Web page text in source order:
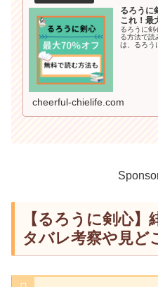
るろうに
これ！最
るろうに剣
る方法で読み
は、るろう
cheerful-chielife.com
【るろうに剣心】
タバレ考察や見ど